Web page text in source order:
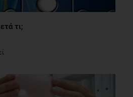
τι;